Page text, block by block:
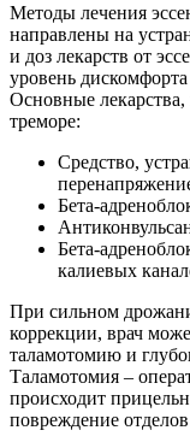
Методы лечения
направлены на
и доз лекарств от
уровень
Основные
треморе:
Средство,
Бета-
Бета-
калиевых
При сильном
коррекции, врач
таламотомию и
Таламотомия –
происходит
повреждение